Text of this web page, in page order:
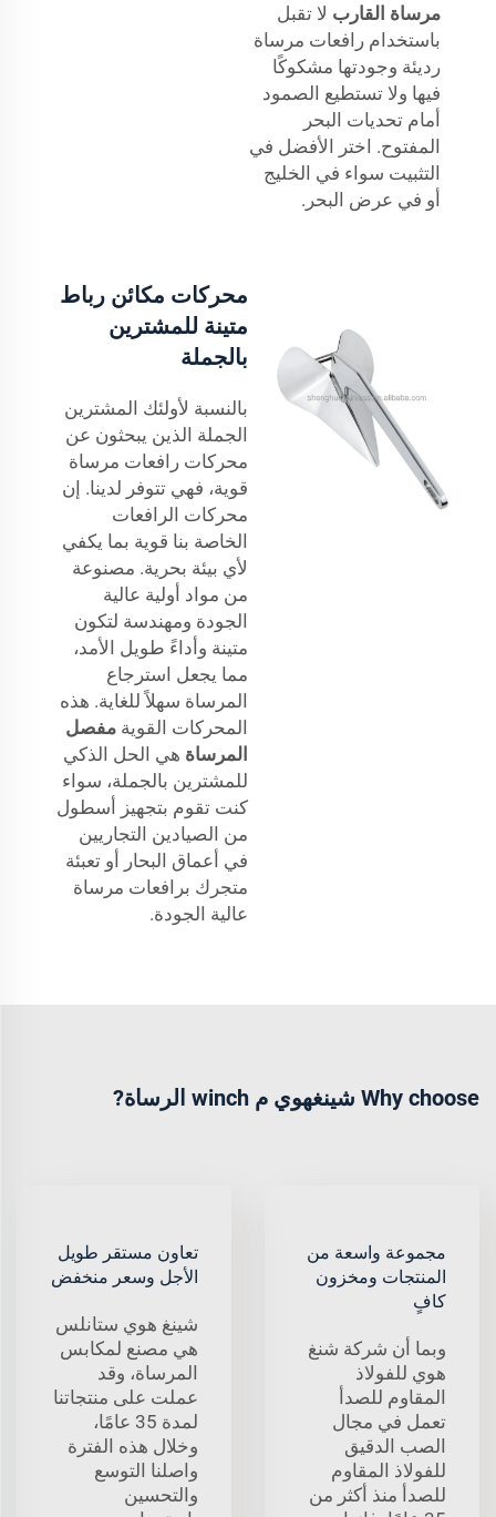
مرساة القارب لا تقبل
باستخدام رافعات مرساة
رديئة وجودتها مشكوكًا
فيها ولا تستطيع الصمود
أمام تحديات البحر
المفتوح. اختر الأفضل في
التثبيت سواء في الخليج
أو في عرض البحر.
محركات مكائن رباط
متينة للمشترين
بالجملة
بالنسبة لأولئك المشترين
الجملة الذين يبحثون عن
محركات رافعات مرساة
قوية، فهي تتوفر لدينا. إن
محركات الرافعات
الخاصة بنا قوية بما يكفي
لأي بيئة بحرية. مصنوعة
من مواد أولية عالية
الجودة ومهندسة لتكون
متينة وأداءً طويل الأمد،
مما يجعل استرجاع
المرساة سهلاً للغاية. هذه
المحركات القوية مفصل
المرساة هي الحل الذكي
للمشترين بالجملة، سواء
كنت تقوم بتجهيز أسطول
من الصيادين التجاريين
في أعماق البحار أو تعبئة
متجرك برافعات مرساة
عالية الجودة.
Why choose شينغهوي م winch الرساة?
مجموعة واسعة من
المنتجات ومخزون
كافٍ
وبما أن شركة شنغ
هوي للفولاذ
المقاوم للصدأ
تعمل في مجال
الصب الدقيق
للفولاذ المقاوم
للصدأ منذ أكثر من
تعاون مستقر طويل
الأجل وسعر منخفض
شينغ هوي ستانلس
هي مصنع لمكابس
المرساة، وقد
عملت على منتجاتنا
لمدة 35 عامًا،
وخلال هذه الفترة
واصلنا التوسع
والتحسين